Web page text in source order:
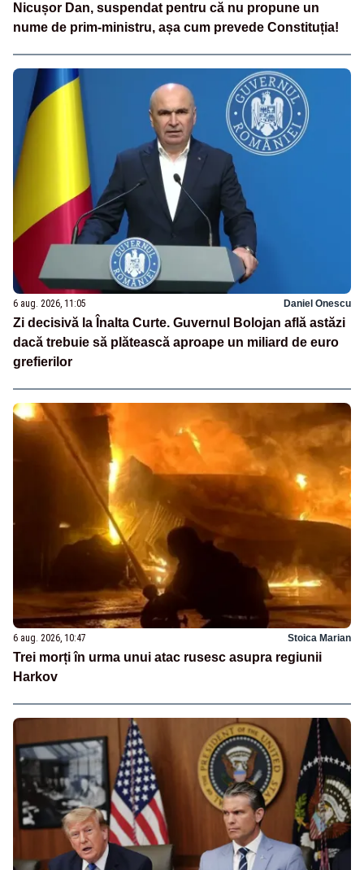
Nicușor Dan, suspendat pentru că nu propune un
nume de prim-ministru, așa cum prevede Constituția!
6 aug. 2026, 11:05 Daniel Onescu
Zi decisivă la Înalta Curte. Guvernul Bolojan află astăzi
dacă trebuie să plătească aproape un miliard de euro
grefierilor
6 aug. 2026, 10:47 Stoica Marian
Trei morți în urma unui atac rusesc asupra regiunii
Harkov